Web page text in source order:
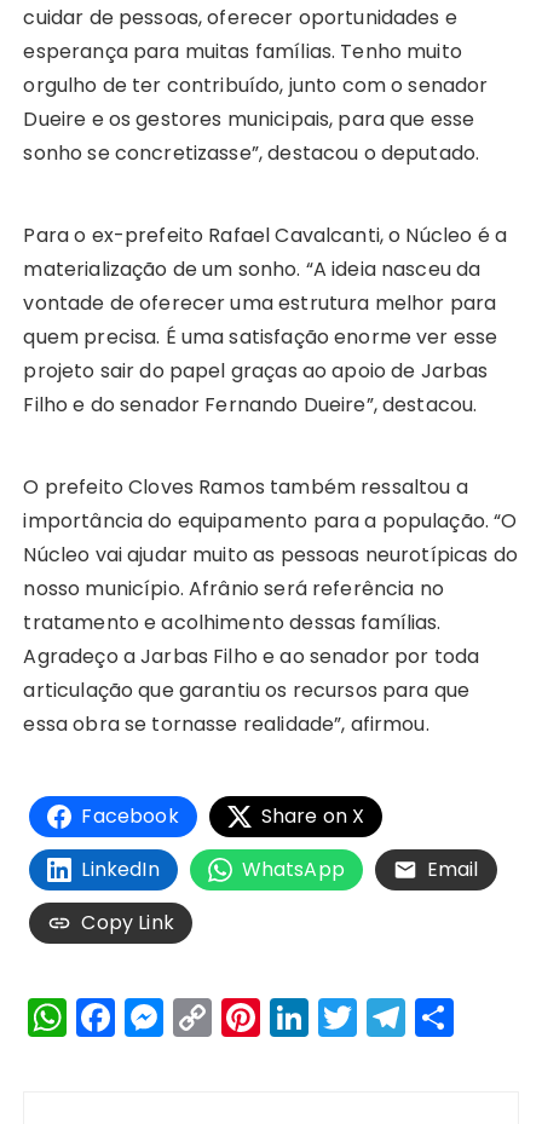
cuidar de pessoas, oferecer oportunidades e
esperança para muitas famílias. Tenho muito
orgulho de ter contribuído, junto com o senador
Dueire e os gestores municipais, para que esse
sonho se concretizasse”, destacou o deputado.
Para o ex-prefeito Rafael Cavalcanti, o Núcleo é a
materialização de um sonho. “A ideia nasceu da
vontade de oferecer uma estrutura melhor para
quem precisa. É uma satisfação enorme ver esse
projeto sair do papel graças ao apoio de Jarbas
Filho e do senador Fernando Dueire”, destacou.
O prefeito Cloves Ramos também ressaltou a
importância do equipamento para a população. “O
Núcleo vai ajudar muito as pessoas neurotípicas do
nosso município. Afrânio será referência no
tratamento e acolhimento dessas famílias.
Agradeço a Jarbas Filho e ao senador por toda
articulação que garantiu os recursos para que
essa obra se tornasse realidade”, afirmou.
Facebook
Share on X
LinkedIn
WhatsApp
Email
Copy Link
W
h
F
a
M
e
C
o
Pi
n
Li
n
T
w
T
el